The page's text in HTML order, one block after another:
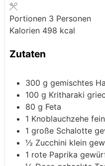
Portionen 3 Personen
Kalorien 498 kcal
Zutaten
300 g gemischtes
100 g Kritharaki
80 g Feta
1 Knoblauchzehe
1 große Schalotte
½ Zucchini klein
1 rote Paprika